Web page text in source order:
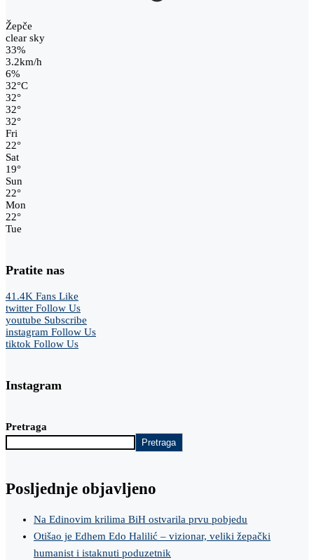
Žepče
clear sky
33%
3.2km/h
6%
32°C
32°
32°
32°
Fri
22°
Sat
19°
Sun
22°
Mon
22°
Tue
Pratite nas
41.4K Fans Like
twitter Follow Us
youtube Subscribe
instagram Follow Us
tiktok Follow Us
Instagram
Pretraga
Pretraga
Posljednje objavljeno
Na Edinovim krilima BiH ostvarila prvu pobjedu
Otišao je Edhem Edo Halilić – vizionar, veliki žepački
humanist i istaknuti poduzetnik